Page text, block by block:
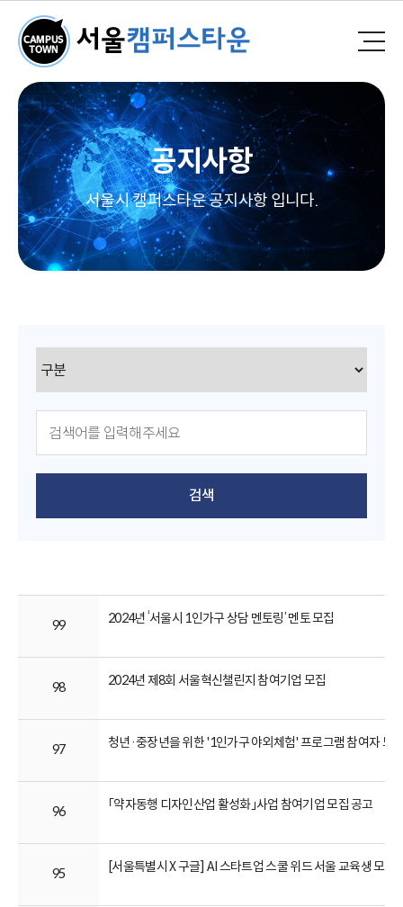
공지사항
서울시 캠퍼스타운 공지사항 입니다.
검색
99 2024년 ‘서울시 1인가구 상담 멘토링’ 멘토 모집
98 2024년 제8회 서울혁신챌린지 참여기업 모집
97 청년·중장년을 위한 '1인가구 야외체험' 프로그램 참여자 모
96 「약자동행 디자인산업 활성화」사업 참여기업 모집 공고
95 [서울특별시 X 구글] AI 스타트업 스쿨 위드 서울 교육생 모집